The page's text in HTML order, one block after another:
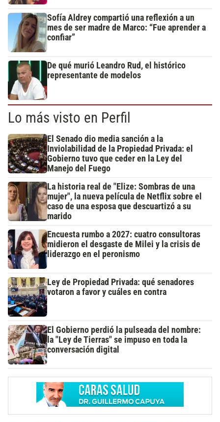
Sofía Aldrey compartió una reflexión a un
mes de ser madre de Marco: “Fue aprender a
confiar”
De qué murió Leandro Rud, el histórico
representante de modelos
Lo más visto en Perfil
El Senado dio media sanción a la
Inviolabilidad de la Propiedad Privada: el
Gobierno tuvo que ceder en la Ley del
Manejo del Fuego
La historia real de "Elize: Sombras de una
mujer", la nueva película de Netflix sobre el
caso de una esposa que descuartizó a su
marido
Encuesta rumbo a 2027: cuatro consultoras
midieron el desgaste de Milei y la crisis de
liderazgo en el peronismo
Ley de Propiedad Privada: qué senadores
votaron a favor y cuáles en contra
El Gobierno perdió la pulseada del nombre:
la "Ley de Tierras" se impuso en toda la
conversación digital